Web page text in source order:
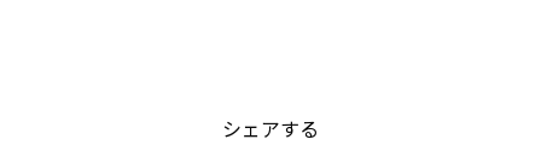
シェアする